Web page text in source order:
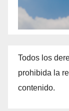
Todos los
prohibida la
contenido.